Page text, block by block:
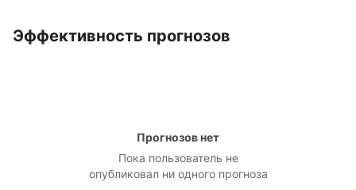
Эффективность прогнозов
Прогнозов нет
Пока пользователь не
опубликовал ни одного прогноза